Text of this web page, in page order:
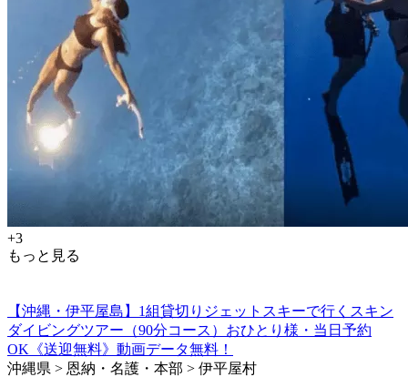
+3
もっと見る
【沖縄・伊平屋島】1組貸切りジェットスキーで行くスキン
ダイビングツアー（90分コース）おひとり様・当日予約
OK《送迎無料》動画データ無料！
沖縄県 > 恩納・名護・本部 > 伊平屋村